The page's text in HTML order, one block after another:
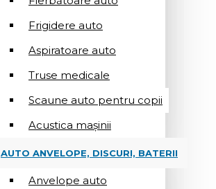
Frigidere auto
Aspiratoare auto
Truse medicale
Scaune auto pentru copii
Acustica mașinii
AUTO ANVELOPE, DISCURI, BATERII
Anvelope auto